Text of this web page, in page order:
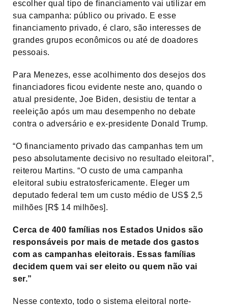
escolher qual tipo de financiamento vai utilizar em
sua campanha: público ou privado. E esse
financiamento privado, é claro, são interesses de
grandes grupos econômicos ou até de doadores
pessoais.
Para Menezes, esse acolhimento dos desejos dos
financiadores ficou evidente neste ano, quando o
atual presidente, Joe Biden, desistiu de tentar a
reeleição após um mau desempenho no debate
contra o adversário e ex-presidente Donald Trump.
“O financiamento privado das campanhas tem um
peso absolutamente decisivo no resultado eleitoral”,
reiterou Martins. “O custo de uma campanha
eleitoral subiu estratosfericamente. Eleger um
deputado federal tem um custo médio de US$ 2,5
milhões [R$ 14 milhões].
Cerca de 400 famílias nos Estados Unidos são
responsáveis por mais de metade dos gastos
com as campanhas eleitorais. Essas famílias
decidem quem vai ser eleito ou quem não vai
ser.”
Nesse contexto, todo o sistema eleitoral norte-